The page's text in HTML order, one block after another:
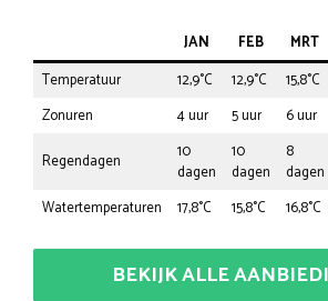
JAN FEB MRT
Temperatuur
12,9°C 12,9°C 15,8°C
Zonuren
4 uur 5 uur 6 uur
Regendagen
10
dagen
10
dagen
8
dagen
Watertemperaturen
17,8°C 15,8°C 16,8°C
BEKIJK ALLE